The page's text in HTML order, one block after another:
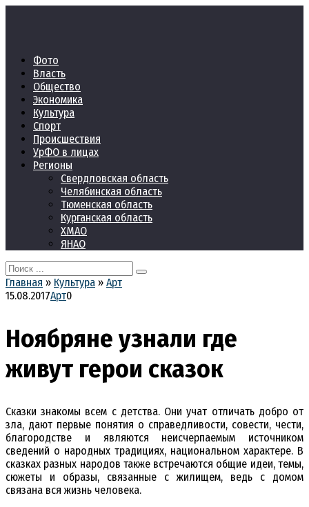
Фото
Власть
Общество
Экономика
Культура
Спорт
Происшествия
УрФО в лицах
Регионы
Свердловская область
Челябинская область
Тюменская область
Курганская область
ХМАО
ЯНАО
Search
for:
Главная » Культура » Арт
15.08.2017Арт0
Ноябряне узнали где
живут герои сказок
Сказки знакомы всем с детства. Они учат отличать добро от
зла, дают первые понятия о справедливости, совести, чести,
благородстве и являются неисчерпаемым источником
сведений о народных традициях, национальном характере. В
сказках разных народов также встречаются общие идеи, темы,
сюжеты и образы, связанные с жилищем, ведь с домом
связана вся жизнь человека.